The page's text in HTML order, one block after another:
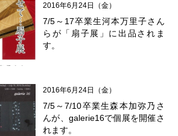
2016年6月24日（金）
7/5～17卒業生河本万里子さん
らが「扇子展」に出品されま
す。
2016年6月24日（金）
7/5～7/10卒業生森本加弥乃さ
んが、galerie16で個展を開催さ
れます。